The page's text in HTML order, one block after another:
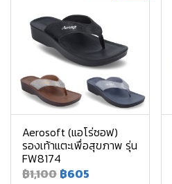
Aerosoft (แอโร่ซอฟ)
รองเท้าแตะเพื่อสุขภาพ รุ่น
FW8174
฿1,100 ฿605